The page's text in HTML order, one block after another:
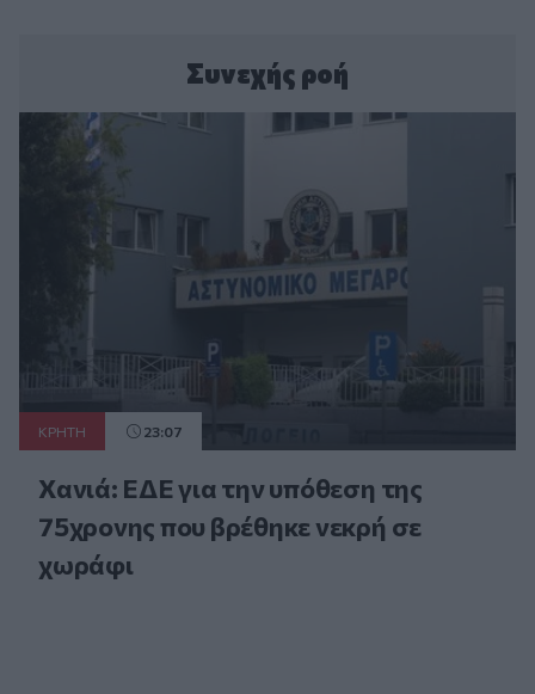
Συνεχής ροή
ΚΡΗΤΗ 23:07
Χανιά: ΕΔΕ για την υπόθεση της
75χρονης που βρέθηκε νεκρή σε
χωράφι